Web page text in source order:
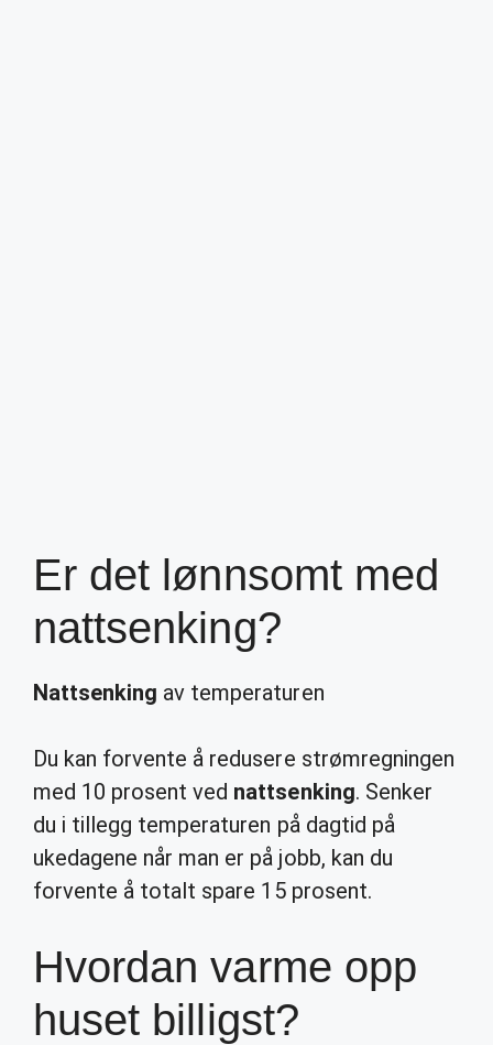
Er det lønnsomt med
nattsenking?
Nattsenking av temperaturen
Du kan forvente å redusere strømregningen
med 10 prosent ved nattsenking. Senker
du i tillegg temperaturen på dagtid på
ukedagene når man er på jobb, kan du
forvente å totalt spare 15 prosent.
Hvordan varme opp
huset billigst?